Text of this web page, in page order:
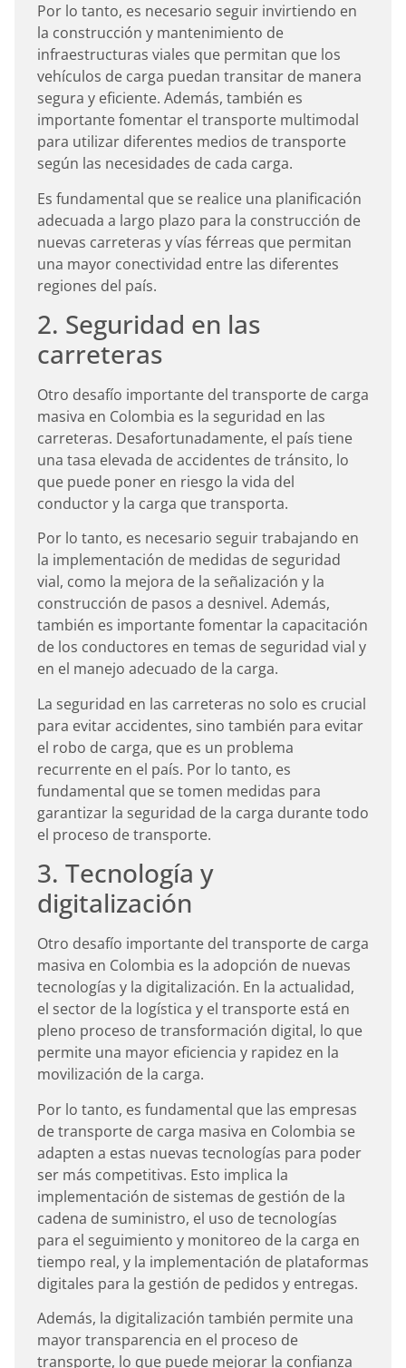
Por lo tanto, es necesario seguir invirtiendo en
la construcción y mantenimiento de
infraestructuras viales que permitan que los
vehículos de carga puedan transitar de manera
segura y eficiente. Además, también es
importante fomentar el transporte multimodal
para utilizar diferentes medios de transporte
según las necesidades de cada carga.
Es fundamental que se realice una planificación
adecuada a largo plazo para la construcción de
nuevas carreteras y vías férreas que permitan
una mayor conectividad entre las diferentes
regiones del país.
2. Seguridad en las
carreteras
Otro desafío importante del transporte de carga
masiva en Colombia es la seguridad en las
carreteras. Desafortunadamente, el país tiene
una tasa elevada de accidentes de tránsito, lo
que puede poner en riesgo la vida del
conductor y la carga que transporta.
Por lo tanto, es necesario seguir trabajando en
la implementación de medidas de seguridad
vial, como la mejora de la señalización y la
construcción de pasos a desnivel. Además,
también es importante fomentar la capacitación
de los conductores en temas de seguridad vial y
en el manejo adecuado de la carga.
La seguridad en las carreteras no solo es crucial
para evitar accidentes, sino también para evitar
el robo de carga, que es un problema
recurrente en el país. Por lo tanto, es
fundamental que se tomen medidas para
garantizar la seguridad de la carga durante todo
el proceso de transporte.
3. Tecnología y
digitalización
Otro desafío importante del transporte de carga
masiva en Colombia es la adopción de nuevas
tecnologías y la digitalización. En la actualidad,
el sector de la logística y el transporte está en
pleno proceso de transformación digital, lo que
permite una mayor eficiencia y rapidez en la
movilización de la carga.
Por lo tanto, es fundamental que las empresas
de transporte de carga masiva en Colombia se
adapten a estas nuevas tecnologías para poder
ser más competitivas. Esto implica la
implementación de sistemas de gestión de la
cadena de suministro, el uso de tecnologías
para el seguimiento y monitoreo de la carga en
tiempo real, y la implementación de plataformas
digitales para la gestión de pedidos y entregas.
Además, la digitalización también permite una
mayor transparencia en el proceso de
transporte, lo que puede mejorar la confianza